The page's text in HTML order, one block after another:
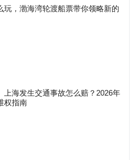
玩，渤海湾轮渡船票带你领略新的
上海发生交通事故怎么赔？2026年
权指南